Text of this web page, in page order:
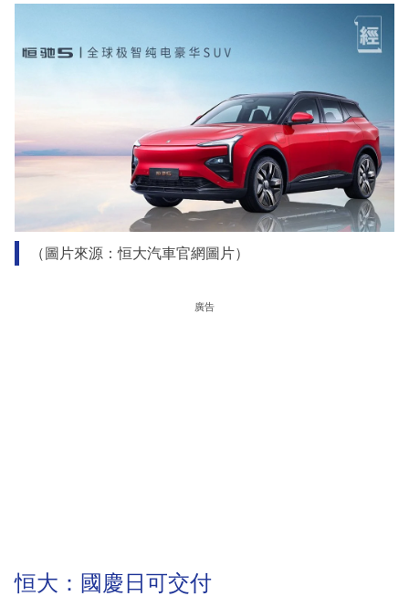
（圖片來源：恒大汽車官網圖片）
廣告
恒大：國慶日可交付